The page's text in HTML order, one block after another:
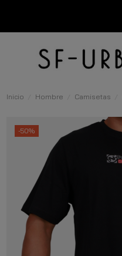
Inicio Hombre Camisetas
-50%